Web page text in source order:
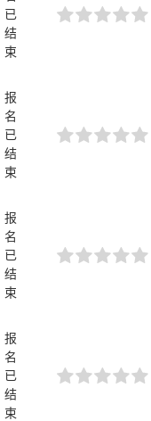
已
结
束
报
名
已
结
束
报
名
已
结
束
报
名
已
结
束